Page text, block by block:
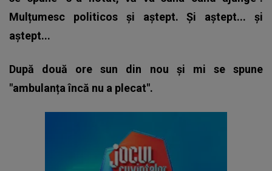
Mulțumesc politicos și aștept. Și aștept... și
aștept...
După două ore sun din nou și mi se spune
"ambulanța încă nu a plecat".